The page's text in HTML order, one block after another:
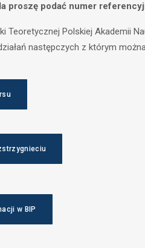
proszę podać numer
Teoretycznej Polskiej Akademii
następczych z którym
w BIP